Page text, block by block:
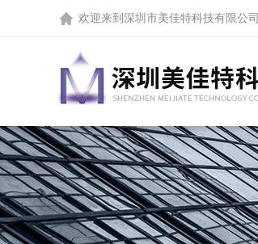
欢迎来到 深圳市美佳特科技有限公司